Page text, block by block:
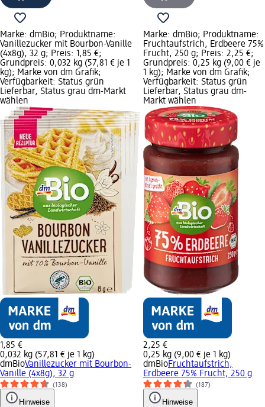
Marke: dmBio; Produktname:
Vanillezucker mit Bourbon-Vanille
(4x8g), 32 g; Preis: 1,85 €;
Grundpreis: 0,032 kg (57,81 € je 1
kg); Marke von dm Grafik;
Verfügbarkeit: Status grün
Lieferbar, Status grau dm-Markt
wählen
1,85 €
0,032 kg (57,81 € je 1 kg)
dmBioVanillezucker mit Bourbon-
Vanille (4x8g), 32 g
(138)
Hinweise
Marke: dmBio; Produktname:
Fruchtaufstrich, Erdbeere 75%
Frucht, 250 g; Preis: 2,25 €;
Grundpreis: 0,25 kg (9,00 € je
1 kg); Marke von dm Grafik;
Verfügbarkeit: Status grün
Lieferbar, Status grau dm-
Markt wählen
2,25 €
0,25 kg (9,00 € je 1 kg)
dmBioFruchtaufstrich,
Erdbeere 75% Frucht, 250 g
(187)
Hinweise